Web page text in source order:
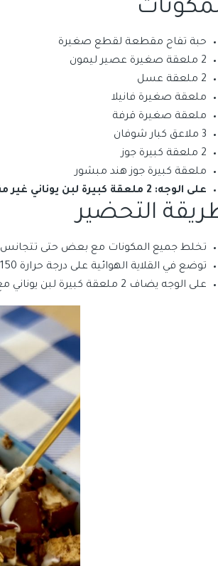
حبة تفاح مقطعة لقطع صغيرة
2 ملعقة صغيرة عصير ليمون
2 ملعقة عسل
ملعقة صغيرة فانيلا
ملعقة صغيرة قرفة
3 ملاعق كبار شوفان
2 ملعقة كبيرة جوز
ملعقة كبيرة جوز هند مبشور
على الوجه: 2 ملعقة كبيرة لبن يوناني غير منكه مع رشة قرفة
التحضير
تخلط جميع المكونات مع بعض حتى تتجانس
توضع في القلاية الهوائية على درجة حرارة 150 لمدة 10 – 15 دقيقة
على الوجه يضاف 2 ملعقة كبيرة لبن يوناني مع رشة قرفة